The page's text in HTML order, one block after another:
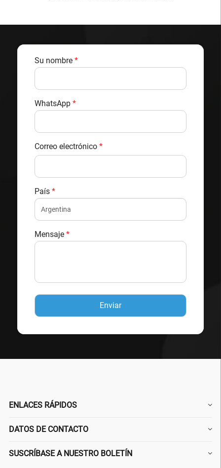
Su nombre *
WhatsApp *
Correo electrónico *
País *
Mensaje *
ENLACES RÁPIDOS
DATOS DE CONTACTO
SUSCRÍBASE A NUESTRO BOLETÍN